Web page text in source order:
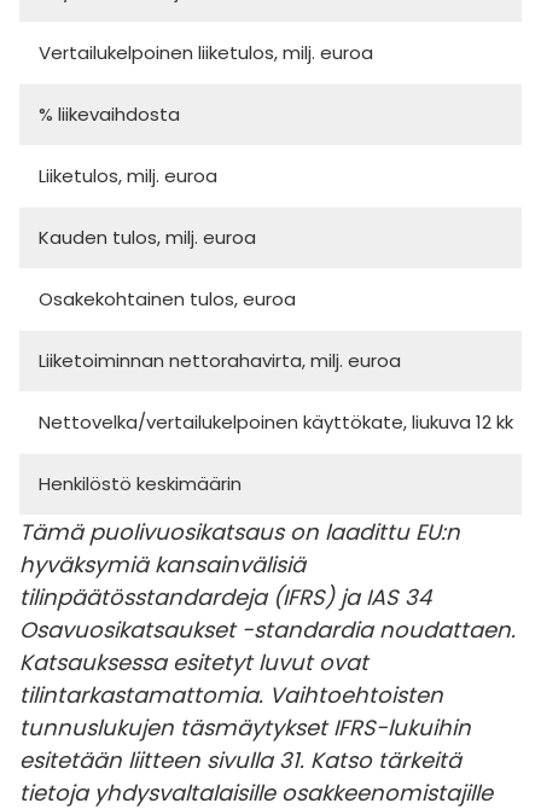
Vertailukelpoinen liiketulos, milj. euroa
% liikevaihdosta
Liiketulos, milj. euroa
Kauden tulos, milj. euroa
Osakekohtainen tulos, euroa
Liiketoiminnan nettorahavirta, milj. euroa
Nettovelka/vertailukelpoinen käyttökate, liukuva 12 kk
Henkilöstö keskimäärin
Tämä puolivuosikatsaus on laadittu EU:n
hyväksymiä kansainvälisiä
tilinpäätösstandardeja (IFRS) ja IAS 34
Osavuosikatsaukset -standardia noudattaen.
Katsauksessa esitetyt luvut ovat
tilintarkastamattomia. Vaihtoehtoisten
tunnuslukujen täsmäytykset IFRS-lukuihin
esitetään liitteen sivulla 31. Katso tärkeitä
tietoja yhdysvaltalaisille osakkeenomistajille